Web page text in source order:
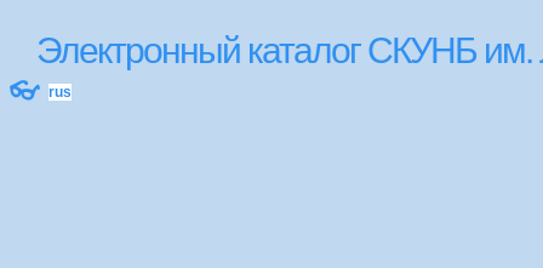
Электронный каталог СКУНБ
👓 rus